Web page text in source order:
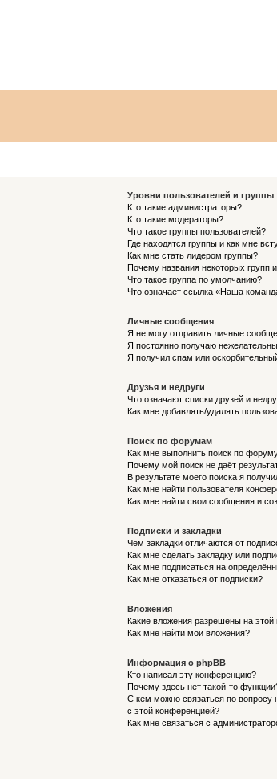
Уровни пользователей и группы
Кто такие администраторы?
Кто такие модераторы?
Что такое группы пользователей?
Где находятся группы и как мне
Как мне стать лидером группы?
Почему названия некоторых групп
Что такое группа по умолчанию?
Что означает ссылка «Наша
Личные сообщения
Я не могу отправить личные
Я постоянно получаю
Я получил спам или
Друзья и недруги
Что означают списки друзей и
Как мне добавлять/удалять
Поиск по форумам
Как мне выполнить поиск по
Почему мой поиск не даёт
В результате моего поиска я
Как мне найти пользователя
Как мне найти свои сообщения и
Подписки и закладки
Чем закладки отличаются от
Как мне сделать закладку или
Как мне подписаться на
Как мне отказаться от подписки?
Вложения
Какие вложения разрешены на этой
Как мне найти мои вложения?
Информация о phpBB
Кто написал эту конференцию?
Почему здесь нет такой-то
С кем можно связаться по вопросу
с этой конференцией?
Как мне связаться с